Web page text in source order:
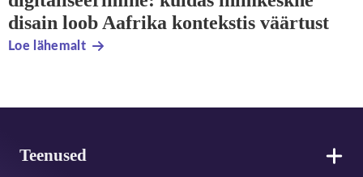
disain loob Aafrika kontekstis väärtust
Loe lähemalt
Teenused